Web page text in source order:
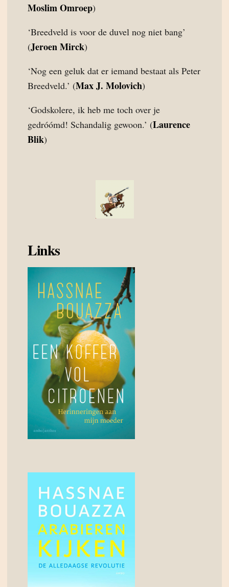
Moslim Omroep)
‘Breedveld is voor de duvel nog niet bang’
(Jeroen Mirck)
‘Nog een geluk dat er iemand bestaat als Peter
Breedveld.’ (Max J. Molovich)
‘Godskolere, ik heb me toch over je
gedróómd! Schandalig gewoon.’ (Laurence
Blik)
Links